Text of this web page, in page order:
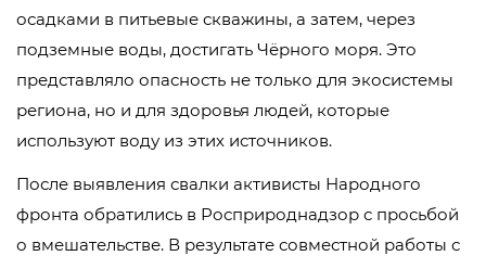
осадками в питьевые скважины, а затем, через
подземные воды, достигать Чёрного моря. Это
представляло опасность не только для экосистемы
региона, но и для здоровья людей, которые
используют воду из этих источников.
После выявления свалки активисты Народного
фронта обратились в Росприроднадзор с просьбой
о вмешательстве. В результате совместной работы с